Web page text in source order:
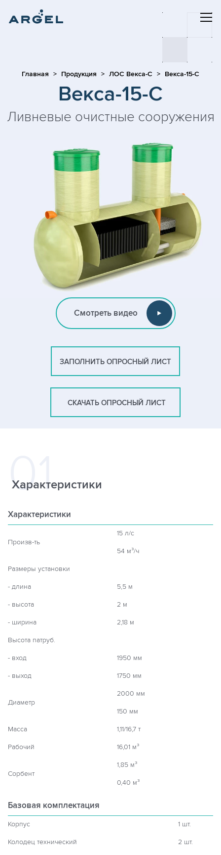
Главная Продукция ЛОС Векса-С Векса-15-С
Векса-15-С
Ливневые очистные сооружения
ЗАПОЛНИТЬ ОПРОСНЫЙ ЛИСТ
СКАЧАТЬ ОПРОСНЫЙ ЛИСТ
Смотреть видео
Характеристики
Характеристики
Произв-ть
15 л/с
54 м³/ч
Размеры установки
- длина 5,5 м
- высота 2 м
- ширина 2,18 м
Высота патруб.
- вход 1950 мм
- выход 1750 мм
Диаметр
2000 мм
150 мм
Масса 1,11/16,7 т
Рабочий 16,01 м³
Сорбент
1,85 м³
0,40 м³
Базовая комплектация
Корпус 1 шт.
Колодец технический 2 шт.